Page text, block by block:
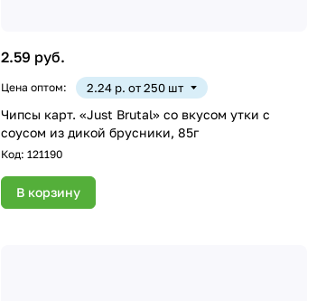
2.59 руб.
Цена оптом: 2.24 р. от 250 шт
Чипсы карт. «Just Brutal» со вкусом утки с
соусом из дикой брусники, 85г
Код: 121190
В корзину